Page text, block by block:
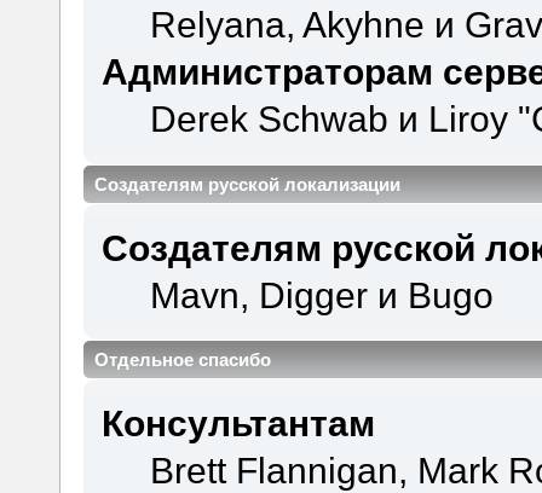
Relyana, Akyhne и
Администраторам
Derek Schwab и Liroy
Создателям русской локализации
Создателям русской
Mavn, Digger и Bugo
Отдельное спасибо
Консультантам
Brett Flannigan, Mark